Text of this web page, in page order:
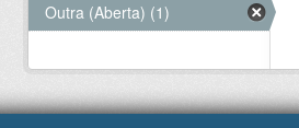
Outra (Aberta) (1)